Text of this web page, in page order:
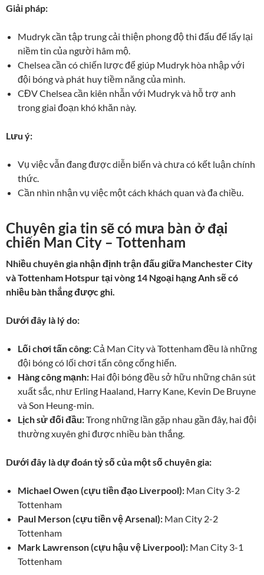
Giải pháp:
Mudryk cần tập trung cải thiện phong độ thi đấu để lấy lại
niềm tin của người hâm mộ.
Chelsea cần có chiến lược để giúp Mudryk hòa nhập với
đội bóng và phát huy tiềm năng của mình.
CĐV Chelsea cần kiên nhẫn với Mudryk và hỗ trợ anh
trong giai đoạn khó khăn này.
Lưu ý:
Vụ việc vẫn đang được diễn biến và chưa có kết luận chính
thức.
Cần nhìn nhận vụ việc một cách khách quan và đa chiều.
Chuyên gia tin sẽ có mưa bàn ở đại
chiến Man City – Tottenham
Nhiều chuyên gia nhận định trận đấu giữa Manchester City
và Tottenham Hotspur tại vòng 14 Ngoại hạng Anh sẽ có
nhiều bàn thắng được ghi.
Dưới đây là lý do:
Lối chơi tấn công:Cả Man City và Tottenham đều là những
đội bóng có lối chơi tấn công cống hiến.
Hàng công mạnh: Hai đội bóng đều sở hữu những chân sút
xuất sắc, như Erling Haaland, Harry Kane, Kevin De Bruyne
và Son Heung-min.
Lịch sử đối đầu:Trong những lần gặp nhau gần đây, hai đội
thường xuyên ghi được nhiều bàn thắng.
Dưới đây là dự đoán tỷ số của một số chuyên gia:
Michael Owen (cựu tiền đạo Liverpool): Man City 3-2
Tottenham
Paul Merson (cựu tiền vệ Arsenal): Man City 2-2
Tottenham
Mark Lawrenson (cựu hậu vệ Liverpool): Man City 3-1
Tottenham